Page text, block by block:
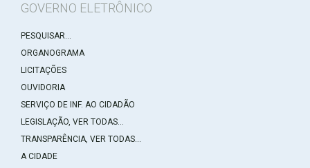
GOVERNO ELETRÔNICO
PESQUISAR...
ORGANOGRAMA
LICITAÇÕES
OUVIDORIA
SERVIÇO DE INF. AO CIDADÃO
LEGISLAÇÃO, VER TODAS...
TRANSPARÊNCIA, VER TODAS...
A CIDADE